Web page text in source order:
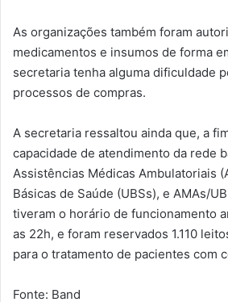
As organizações também foram
medicamentos e insumos de forma
secretaria tenha alguma dificuldade
processos de compras.
A secretaria ressaltou ainda que, a
capacidade de atendimento da rede
Assistências Médicas Ambulatoriais
Básicas de Saúde (UBSs), e AMAs/
tiveram o horário de funcionamento
as 22h, e foram reservados 1.110
para o tratamento de pacientes com
Fonte: Band